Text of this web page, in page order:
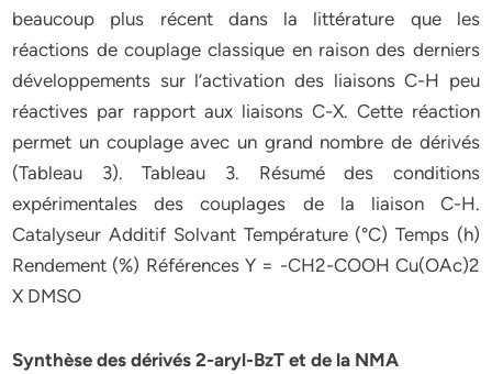
beaucoup plus récent dans la littérature que les
réactions de couplage classique en raison des derniers
développements sur l’activation des liaisons C-H peu
réactives par rapport aux liaisons C-X. Cette réaction
permet un couplage avec un grand nombre de dérivés
(Tableau 3). Tableau 3. Résumé des conditions
expérimentales des couplages de la liaison C-H.
Catalyseur Additif Solvant Température (°C) Temps (h)
Rendement (%) Références Y = -CH2-COOH Cu(OAc)2
X DMSO
Synthèse des dérivés 2-aryl-BzT et de la NMA